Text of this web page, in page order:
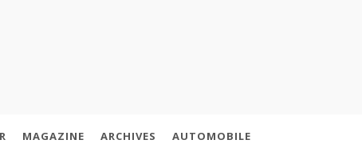
MAGAZINE ARCHIVES AUTOMOBILE